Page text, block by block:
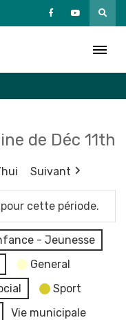
de Déc 11th
Suivant
cette période.
- Jeunesse
General
Sport
Vie municipale